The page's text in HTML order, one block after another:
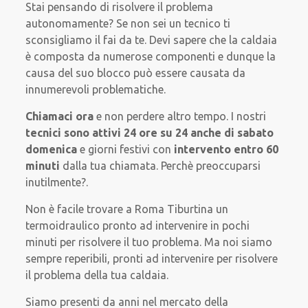
Stai pensando di risolvere il problema
autonomamente? Se non sei un tecnico ti
sconsigliamo il fai da te. Devi sapere che la caldaia
è composta da numerose componenti e dunque la
causa del suo blocco può essere causata da
innumerevoli problematiche.
Chiamaci ora e non perdere altro tempo. I nostri
tecnici sono attivi 24 ore su 24 anche di sabato
domenica e giorni festivi con intervento entro 60
minuti dalla tua chiamata. Perchè preoccuparsi
inutilmente?.
Non è facile trovare a Roma Tiburtina un
termoidraulico pronto ad intervenire in pochi
minuti per risolvere il tuo problema. Ma noi siamo
sempre reperibili, pronti ad intervenire per risolvere
il problema della tua caldaia.
Siamo presenti da anni nel mercato della